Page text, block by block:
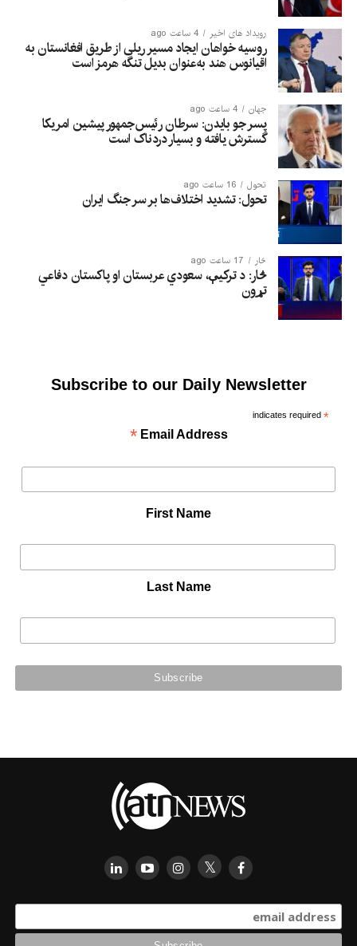
رویداد های اخیر 4 ساعت ago
روسیه خواهان ایجاد مسیر ریلی از طریق افغانستان به
اقیانوس هند به‌عنوان بدیل تنگه هرمز است
جهان 4 ساعت ago
پسر جو بایدن: سرطان رئیس‌جمهور پیشین امریکا
گسترش یافته و بسیار دردناک است
تحول 16 ساعت ago
تحول: تشدید اختلاف‌ها بر سر جنگ ایران
څار 17 ساعت ago
څار: د ترکیې، سعودي عربستان او پاکستان دفاعي
تړون
Subscribe to our Daily Newsletter
*
Email Address
*
First Name
Last Name